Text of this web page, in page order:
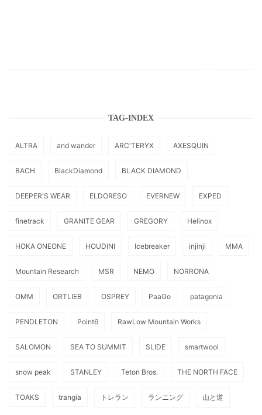
TAG-INDEX
ALTRA and wander ARC'TERYX AXESQUIN
BACH BlackDiamond BLACK DIAMOND
DEEPER'S WEAR ELDORESO EVERNEW EXPED
finetrack GRANITE GEAR GREGORY Helinox
HOKA ONEONE HOUDINI Icebreaker injinji MMA
Mountain Research MSR NEMO NORRONA
OMM ORTLIEB OSPREY PaaGo patagonia
PENDLETON Point6 RawLow Mountain Works
SALOMON SEA TO SUMMIT SLIDE smartwool
snow peak STANLEY Teton Bros. THE NORTH FACE
TOAKS trangia トレラン ランニング 山と道